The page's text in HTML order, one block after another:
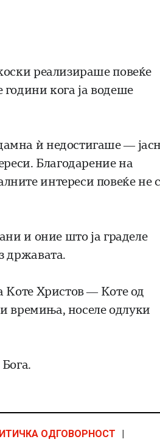
реализираше повеќе
кога ја водеше
ѝ недостигаше —
Благодарение на
интереси повеќе не
и оние што ја граделе
државата.
Коте Христов — Коте од
времиња, носеле одлуки
ОДГОВОРНОСТ